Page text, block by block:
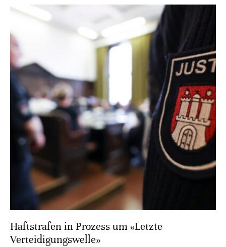
Haftstrafen in Prozess um «Letzte
Verteidigungswelle»